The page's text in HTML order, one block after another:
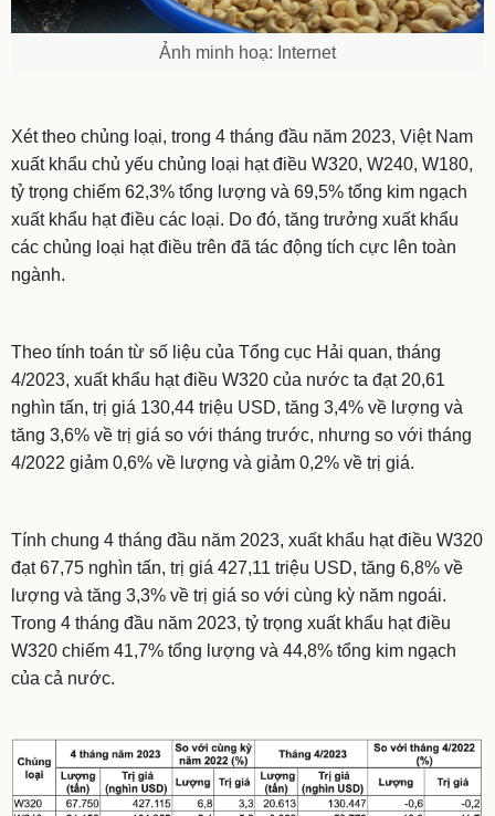
Ảnh minh hoạ: Internet
Xét theo chủng loại, trong 4 tháng đầu năm 2023, Việt Nam
xuất khẩu chủ yếu chủng loại hạt điều W320, W240, W180,
tỷ trọng chiếm 62,3% tổng lượng và 69,5% tổng kim ngạch
xuất khẩu hạt điều các loại. Do đó, tăng trưởng xuất khẩu
các chủng loại hạt điều trên đã tác động tích cực lên toàn
ngành.
Theo tính toán từ số liệu của Tổng cục Hải quan, tháng
4/2023, xuất khẩu hạt điều W320 của nước ta đạt 20,61
nghìn tấn, trị giá 130,44 triệu USD, tăng 3,4% về lượng và
tăng 3,6% về trị giá so với tháng trước, nhưng so với tháng
4/2022 giảm 0,6% về lượng và giảm 0,2% về trị giá.
Tính chung 4 tháng đầu năm 2023, xuất khẩu hạt điều W320
đạt 67,75 nghìn tấn, trị giá 427,11 triệu USD, tăng 6,8% về
lượng và tăng 3,3% về trị giá so với cùng kỳ năm ngoái.
Trong 4 tháng đầu năm 2023, tỷ trọng xuất khẩu hạt điều
W320 chiếm 41,7% tổng lượng và 44,8% tổng kim ngạch
của cả nước.